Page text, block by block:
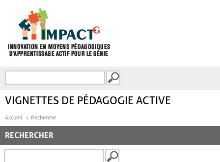
FORMULAIRE DE
VIGNETTES DE PÉDAGOGIE ACTIVE
Accueil Recherche
RECHERCHER